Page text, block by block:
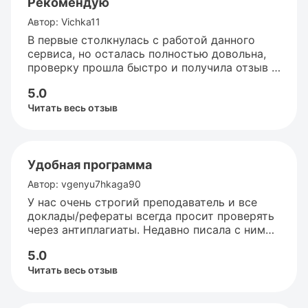
Автор: Vichka11
В первые столкнулась с работой данного
сервиса, но осталась полностью довольна,
проверку прошла быстро и получила отзыв с
воспользуюсь еще раз при необходимости
5.0
Читать весь отзыв
Удобная программа
Автор: vgenyu7hkaga90
У нас очень строгий преподаватель и все
доклады/рефераты всегда просит проверять
через антиплагиаты. Недавно писала с ним
тоже нужно было проверить. Я обычно
пользуюсь бесплатными сервисами, но в
5.0
Читать весь отзыв